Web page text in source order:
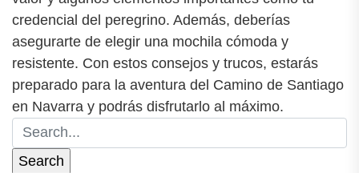
credencial del peregrino. Además, deberías
asegurarte de elegir una mochila cómoda y
resistente. Con estos consejos y trucos, estarás
preparado para la aventura del Camino de Santiago
en Navarra y podrás disfrutarlo al máximo.